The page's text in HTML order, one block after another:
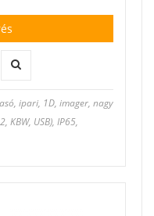
ipari, 1D, imager, nagy
KBW, USB), IP65,